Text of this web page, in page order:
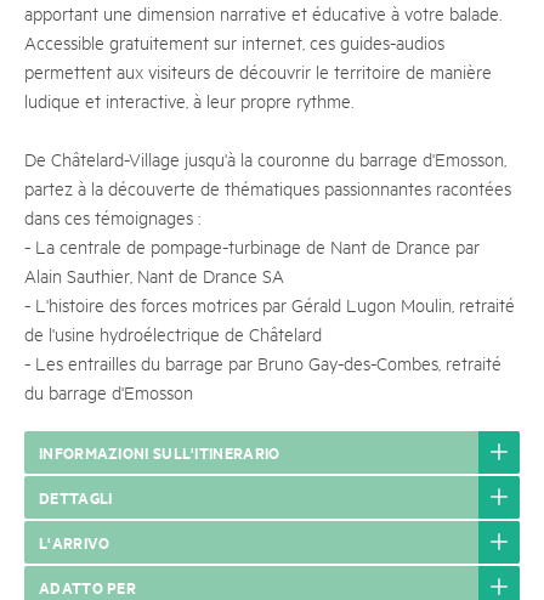
apportant une dimension narrative et éducative à votre balade.
Accessible gratuitement sur internet, ces guides-audios
permettent aux visiteurs de découvrir le territoire de manière
ludique et interactive, à leur propre rythme.
De Châtelard-Village jusqu'à la couronne du barrage d'Emosson,
partez à la découverte de thématiques passionnantes racontées
dans ces témoignages :
- La centrale de pompage-turbinage de Nant de Drance par
Alain Sauthier, Nant de Drance SA
- L'histoire des forces motrices par Gérald Lugon Moulin, retraité
de l'usine hydroélectrique de Châtelard
- Les entrailles du barrage par Bruno Gay-des-Combes, retraité
du barrage d'Emosson
INFORMAZIONI SULL'ITINERARIO
DETTAGLI
L'ARRIVO
ADATTO PER